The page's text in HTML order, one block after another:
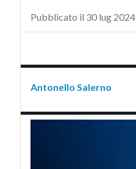
Pubblicato il 30 lug 2024
Antonello Salerno